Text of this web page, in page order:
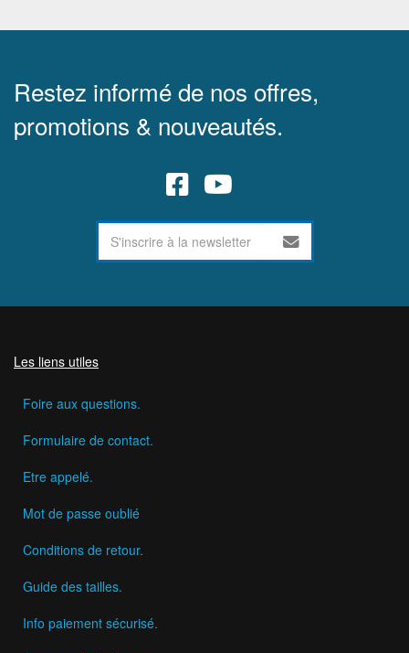
Restez informé de nos offres,
promotions & nouveautés.
Les liens utiles
Foire aux questions.
Formulaire de contact.
Etre appelé.
Mot de passe oublié
Conditions de retour.
Guide des tailles.
Info paiement sécurisé.